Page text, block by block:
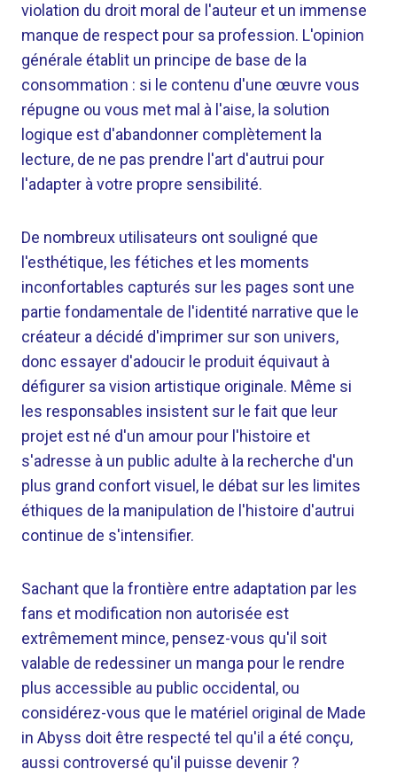
violation du droit moral de l'auteur et un immense
manque de respect pour sa profession. L'opinion
générale établit un principe de base de la
consommation : si le contenu d'une œuvre vous
répugne ou vous met mal à l'aise, la solution
logique est d'abandonner complètement la
lecture, de ne pas prendre l'art d'autrui pour
l'adapter à votre propre sensibilité.
De nombreux utilisateurs ont souligné que
l'esthétique, les fétiches et les moments
inconfortables capturés sur les pages sont une
partie fondamentale de l'identité narrative que le
créateur a décidé d'imprimer sur son univers,
donc essayer d'adoucir le produit équivaut à
défigurer sa vision artistique originale. Même si
les responsables insistent sur le fait que leur
projet est né d'un amour pour l'histoire et
s'adresse à un public adulte à la recherche d'un
plus grand confort visuel, le débat sur les limites
éthiques de la manipulation de l'histoire d'autrui
continue de s'intensifier.
Sachant que la frontière entre adaptation par les
fans et modification non autorisée est
extrêmement mince, pensez-vous qu'il soit
valable de redessiner un manga pour le rendre
plus accessible au public occidental, ou
considérez-vous que le matériel original de Made
in Abyss doit être respecté tel qu'il a été conçu,
aussi controversé qu'il puisse devenir ?